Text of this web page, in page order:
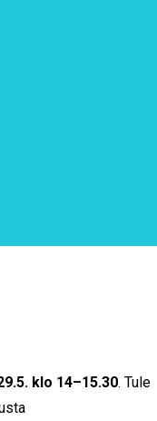
klo 14–15.30. Tule